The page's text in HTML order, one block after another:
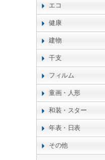
エコ
健康
建物
干支
フィルム
童画・人形
和装・スター
年表・日表
その他